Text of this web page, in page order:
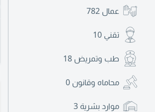
عمال 782
تقني 10
طب وتمريض 18
محاماه وقانون 0
موارد بشرية 3